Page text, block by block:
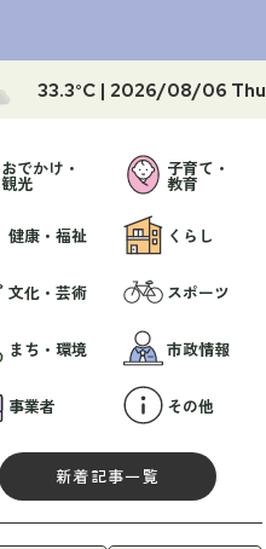
33.3°C | 2026/08/06 Thu
おでかけ・
観光
子育て・
教育
健康・福祉 くらし
文化・芸術 スポーツ
まち・環境 市政情報
事業者 その他
新着記事一覧